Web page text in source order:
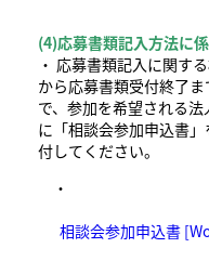
(4)応募書類記入方法に
・ 応募書類記入に関す
から応募書類受付終了
で、参加を希望される
に「相談会参加申込書
付してください。
・
相談会参加申込書